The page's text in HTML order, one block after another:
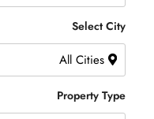
Select City
All Cities
Property Type